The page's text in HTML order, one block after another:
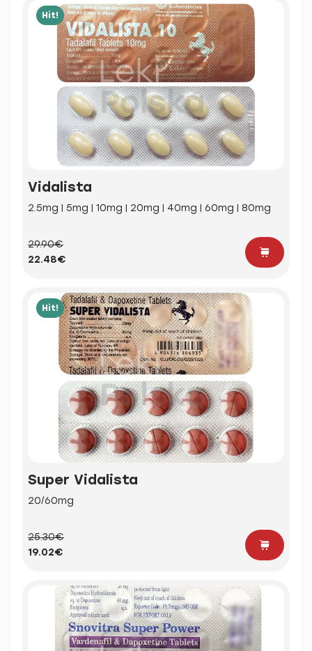
Hit!
Vidalista
2.5mg | 5mg | 10mg | 20mg | 40mg | 60mg | 80mg
29.90€
22.48€
Hit!
Super Vidalista
20/60mg
25.30€
19.02€